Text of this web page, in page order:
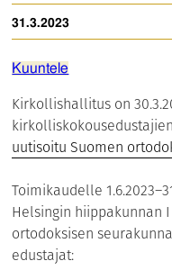
31.3.2023
Kuuntele
Kirkollishallitus on
uutisoitu Suomen
Toimikaudelle
Helsingin hiippakunnan
ortodoksisen
edustajat: